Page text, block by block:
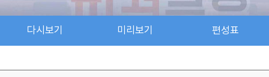
다시보기 미리보기 편성표